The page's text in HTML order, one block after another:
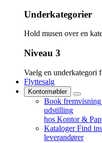
Underkategorier
Hold musen over en
Niveau 3
Vaelg en underkategori
Flyttesalg
Kontormøbler
Book fremvisning
udstilling
hos Kontor &
Kataloger Find
leverandører